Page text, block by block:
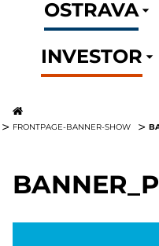
OSTRAVA
INVESTOR
FRONTPAGE-BANNER-SHOW